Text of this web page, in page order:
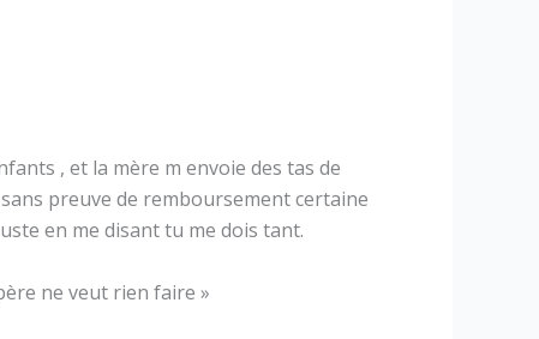
, et la mère m envoie des tas de
preuve de remboursement certaine
en me disant tu me dois tant.
ne veut rien faire »